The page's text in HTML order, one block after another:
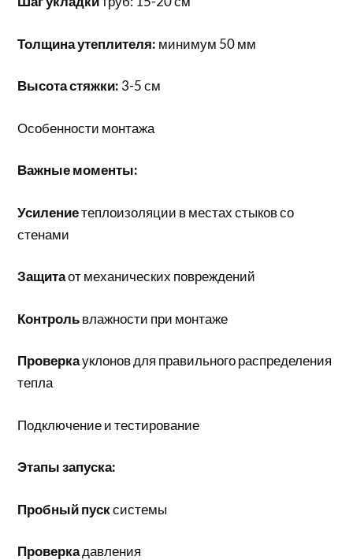
Толщина утеплителя: минимум 50 мм
Высота стяжки: 3-5 см
Особенности монтажа
Важные моменты:
Усилениетеплоизоляции в местах стыков со
стенами
Защитаот механических повреждений
Контрольвлажности при монтаже
Проверкауклонов для правильного распределения
тепла
Подключение и тестирование
Этапы запуска:
Пробный пусксистемы
Проверкадавления